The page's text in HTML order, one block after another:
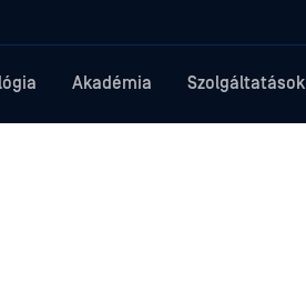
Akadémia Szolgáltatások